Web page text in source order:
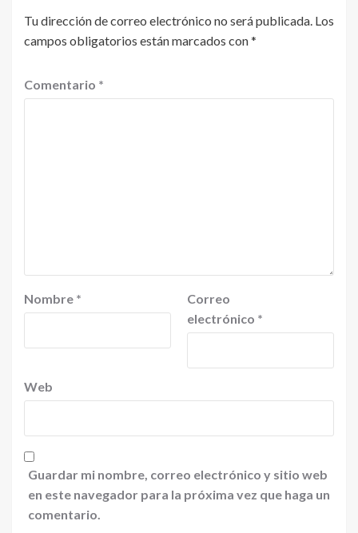
Tu dirección de correo electrónico no será publicada. Los
campos obligatorios están marcados con*
Comentario *
Nombre *
Correo
electrónico *
Web
Guardar mi nombre, correo electrónico y sitio web
en este navegador para la próxima vez que haga un
comentario.